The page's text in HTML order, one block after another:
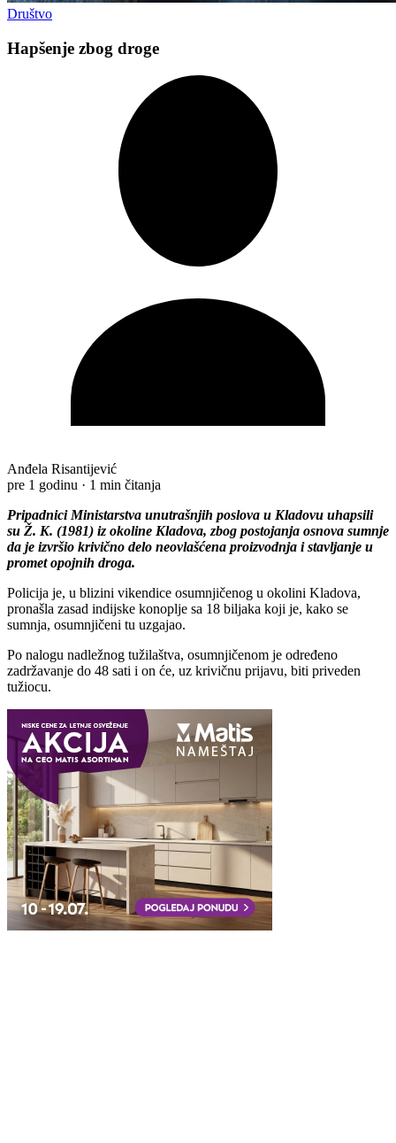
Društvo
Hapšenje zbog droge
Anđela Risantijević
pre 1 godinu · 1 min čitanja
Pripadnici Ministarstva unutrašnjih poslova u Kladovu uhapsili
su Ž. K. (1981) iz okoline Kladova, zbog postojanja osnova sumnje
da je izvršio krivično delo neovlašćena proizvodnja i stavljanje u
promet opojnih droga.
Policija je, u blizini vikendice osumnjičenog u okolini Kladova,
pronašla zasad indijske konoplje sa 18 biljaka koji je, kako se
sumnja, osumnjičeni tu uzgajao.
Po nalogu nadležnog tužilaštva, osumnjičenom je određeno
zadržavanje do 48 sati i on će, uz krivičnu prijavu, biti priveden
tužiocu.